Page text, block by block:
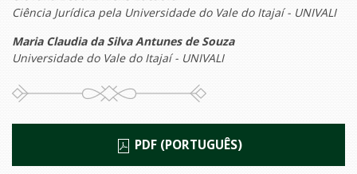
Ciência Jurídica pela Universidade do Vale do Itajaí - UNIVALI
Maria Claudia da Silva Antunes de Souza
Universidade do Vale do Itajaí - UNIVALI
PDF (PORTUGUÊS)